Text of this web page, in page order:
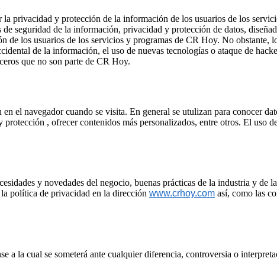
privacidad y protección de la información de los usuarios de los
seguridad de la información, privacidad y protección de datos,
los usuarios de los servicios y programas de CR Hoy. No obstante,
de la información, el uso de nuevas tecnologías o ataque de
que no son parte de CR Hoy.
el navegador cuando se visita. En general se utulizan para conocer
, ofrecer contenidos más personalizados, entre otros. El uso
y novedades del negocio, buenas prácticas de la industria y
política de privacidad en la dirección www.crhoy.com así, como las
a la cual se someterá ante cualquier diferencia, controversia o